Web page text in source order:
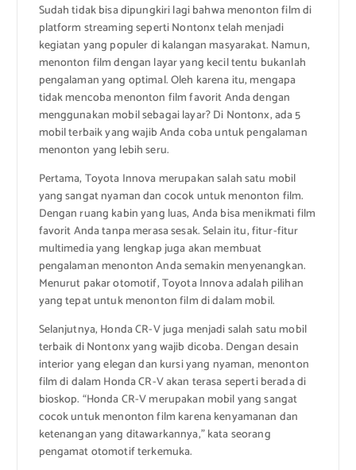
Sudah tidak bisa dipungkiri lagi bahwa menonton film di
platform streaming seperti Nontonx telah menjadi
kegiatan yang populer di kalangan masyarakat. Namun,
menonton film dengan layar yang kecil tentu bukanlah
pengalaman yang optimal. Oleh karena itu, mengapa
tidak mencoba menonton film favorit Anda dengan
menggunakan mobil sebagai layar? Di Nontonx, ada 5
mobil terbaik yang wajib Anda coba untuk pengalaman
menonton yang lebih seru.
Pertama, Toyota Innova merupakan salah satu mobil
yang sangat nyaman dan cocok untuk menonton film.
Dengan ruang kabin yang luas, Anda bisa menikmati film
favorit Anda tanpa merasa sesak. Selain itu, fitur-fitur
multimedia yang lengkap juga akan membuat
pengalaman menonton Anda semakin menyenangkan.
Menurut pakar otomotif, Toyota Innova adalah pilihan
yang tepat untuk menonton film di dalam mobil.
Selanjutnya, Honda CR-V juga menjadi salah satu mobil
terbaik di Nontonx yang wajib dicoba. Dengan desain
interior yang elegan dan kursi yang nyaman, menonton
film di dalam Honda CR-V akan terasa seperti berada di
bioskop. “Honda CR-V merupakan mobil yang sangat
cocok untuk menonton film karena kenyamanan dan
ketenangan yang ditawarkannya,” kata seorang
pengamat otomotif terkemuka.